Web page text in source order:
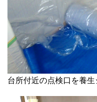
台所付近の点検口を養